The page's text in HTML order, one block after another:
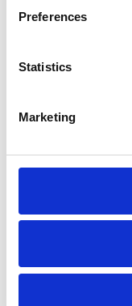
Preferences
Statistics
Marketing
La Škoda